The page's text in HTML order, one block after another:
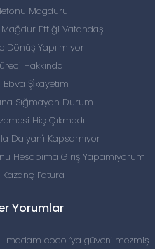
Magduru
Ettiği Vatandaş
Dönüş Yapılmıyor
Hakkında
Şi̇kayetim
Sığmayan Durum
Hiç Çıkmadı
Dalyan'ı Kapsamıyor
Hesabıma Giriş Yapamıyorum
Kazanç Fatura
Yorumlar
madam coco ‘ya güvenilmezmiş